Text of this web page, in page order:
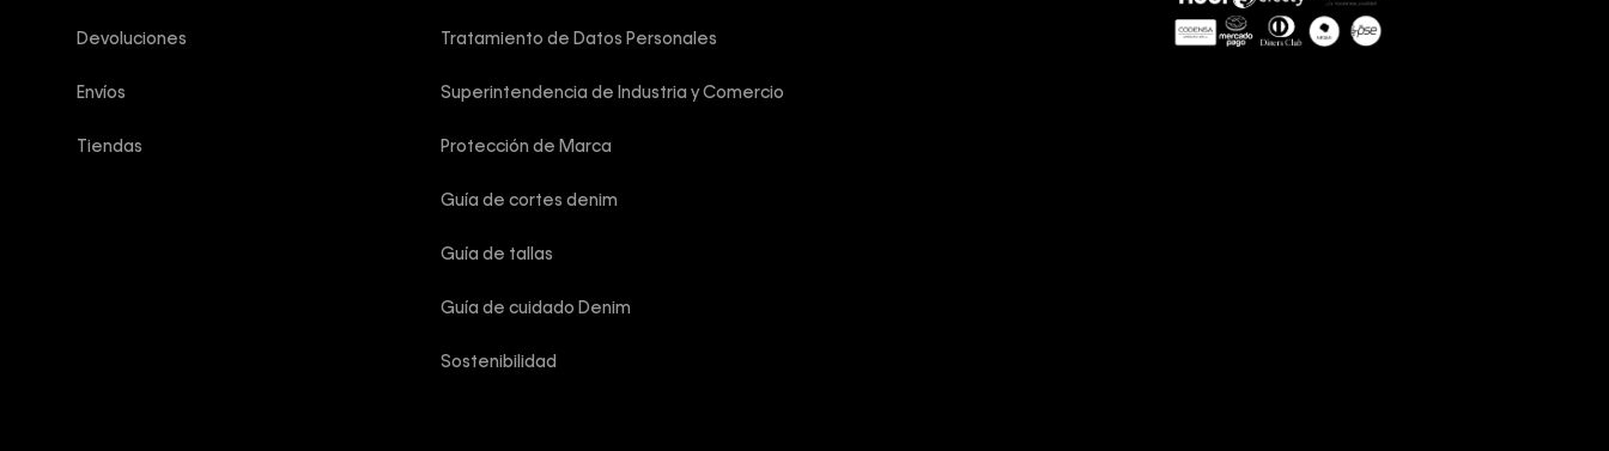
Devoluciones
Envíos
Tiendas
Tratamiento de Datos Personales
Superintendencia de Industria y Comercio
Protección de Marca
Guía de cortes denim
Guía de tallas
Guía de cuidado Denim
Sostenibilidad